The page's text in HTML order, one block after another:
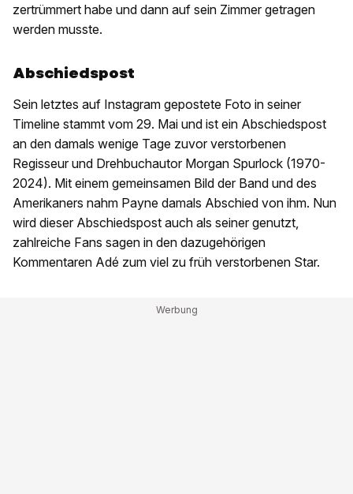
zertrümmert habe und dann auf sein Zimmer getragen
werden musste.
Abschiedspost
Sein letztes auf Instagram gepostete Foto in seiner
Timeline stammt vom 29. Mai und ist ein Abschiedspost
an den damals wenige Tage zuvor verstorbenen
Regisseur und Drehbuchautor Morgan Spurlock (1970-
2024). Mit einem gemeinsamen Bild der Band und des
Amerikaners nahm Payne damals Abschied von ihm. Nun
wird dieser Abschiedspost auch als seiner genutzt,
zahlreiche Fans sagen in den dazugehörigen
Kommentaren Adé zum viel zu früh verstorbenen Star.